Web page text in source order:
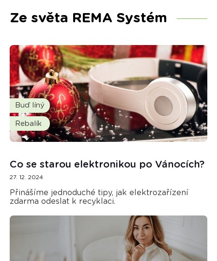
Ze světa REMA Systém
Buď líný
Rebalík
Co se starou elektronikou po Vánocích?
27. 12. 2024
Přinášíme jednoduché tipy, jak elektrozařízení
zdarma odeslat k recyklaci.